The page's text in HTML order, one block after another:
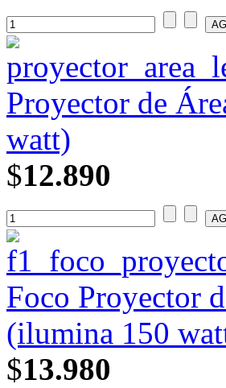
Proyector de
watt)
$12.890
Foco Proyector
(ilumina 150
$13.980